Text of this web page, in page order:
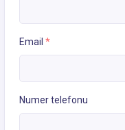
Email *
Numer telefonu